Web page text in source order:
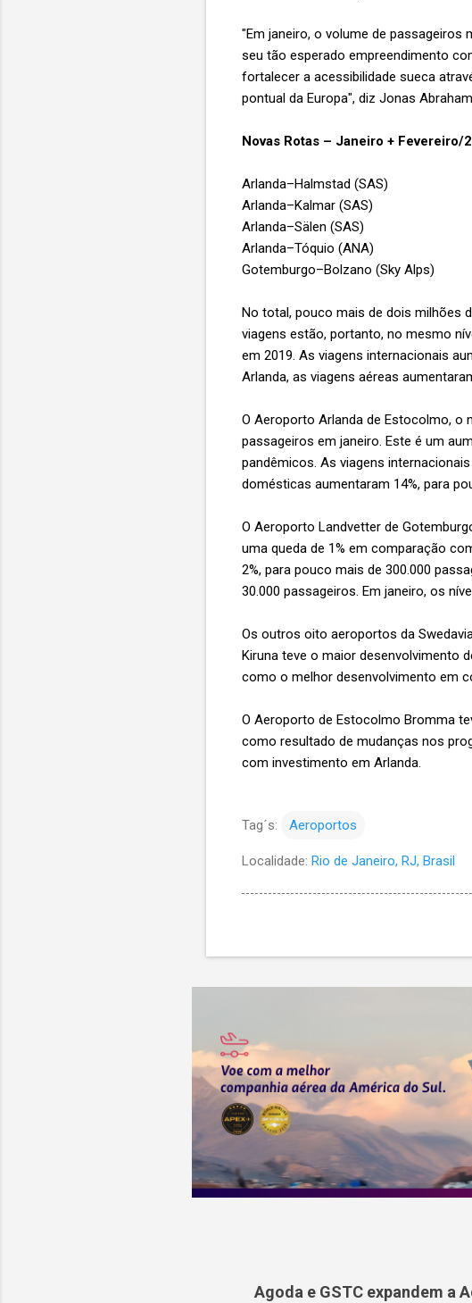
"Em janeiro, o volume de passageiros
seu tão esperado empreendimento
fortalecer a acessibilidade sueca
pontual da Europa", diz Jonas
Novas Rotas – Janeiro + Fevereiro/
Arlanda–Halmstad (SAS)
Arlanda–Kalmar (SAS)
Arlanda–Sälen (SAS)
Arlanda–Tóquio (ANA)
Gotemburgo–Bolzano (Sky Alps)
No total, pouco mais de dois milhões
viagens estão, portanto, no mesmo
em 2019. As viagens internacionais
Arlanda, as viagens aéreas
O Aeroporto Arlanda de Estocolmo, o
passageiros em janeiro. Este é um
pandêmicos. As viagens
domésticas aumentaram 14%, para
O Aeroporto Landvetter de
uma queda de 1% em comparação
2%, para pouco mais de 300.000
30.000 passageiros. Em janeiro, os
Os outros oito aeroportos da
Kiruna teve o maior desenvolvimento
como o melhor desenvolvimento em
O Aeroporto de Estocolmo Bromma
como resultado de mudanças nos
com investimento em Arlanda.
Tag´s: Aeroportos
Localidade: Rio de Janeiro, RJ, Brasil
Agoda e GSTC expandem a